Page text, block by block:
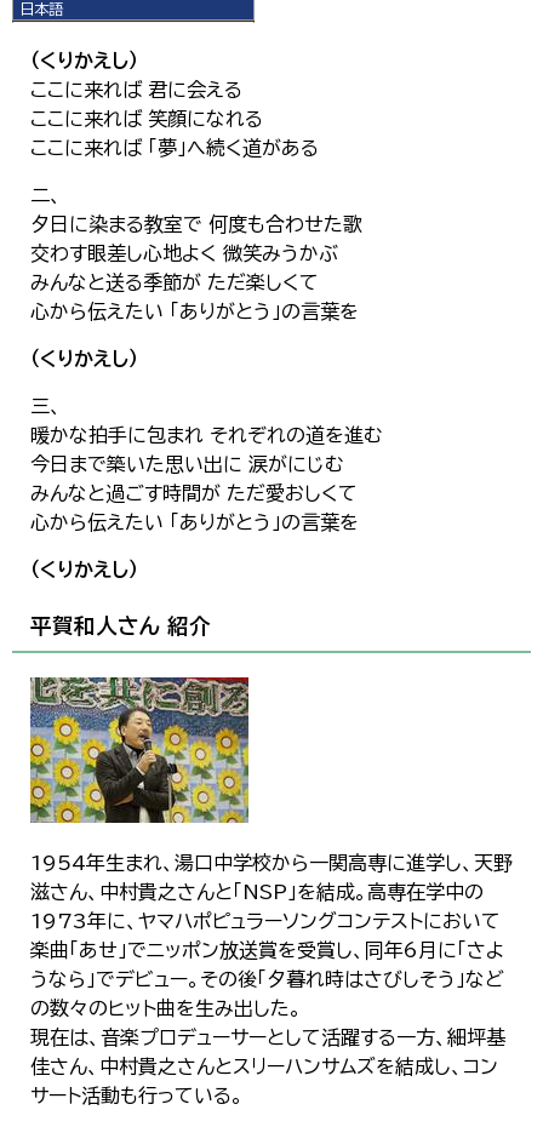
日本語
English
简体中文
繁體中文
小さな学校の 大きな誇り
（くりかえし）
ここに来れば 君に会える
ここに来れば 笑顔になれる
ここに来れば 「夢」へ続く道がある
二、
夕日に染まる教室で 何度も合わせた歌
交わす眼差し心地よく 微笑みうかぶ
みんなと送る季節が ただ楽しくて
心から伝えたい 「ありがとう」の言葉を
（くりかえし）
三、
暖かな拍手に包まれ それぞれの道を進む
今日まで築いた思い出に 涙がにじむ
みんなと過ごす時間が ただ愛おしくて
心から伝えたい 「ありがとう」の言葉を
（くりかえし）
平賀和人さん 紹介
1954年生まれ、湯口中学校から一関高専に進学し、天野
滋さん、中村貴之さんと「NSP」を結成。高専在学中の
1973年に、ヤマハポピュラーソングコンテストにおいて
楽曲「あせ」でニッポン放送賞を受賞し、同年6月に「さよ
うなら」でデビュー。その後「夕暮れ時はさびしそう」など
の数々のヒット曲を生み出した。
現在は、音楽プロデューサーとして活躍する一方、細坪基
佳さん、中村貴之さんとスリーハンサムズを結成し、コン
サート活動も行っている。